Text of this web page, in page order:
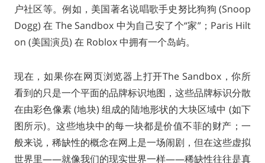
户社区等。例如，美国著名说唱歌手史努比狗狗 (Snoop
Dogg) 在 The Sandbox 中为自己安了个“家”；Paris Hilt
on (美国演员) 在 Roblox 中拥有一个岛屿。
现在，如果你在网页浏览器上打开The Sandbox，你所
看到的只是一个平面的品牌标识地图，这些品牌标识分散
在由彩色像素 (地块) 组成的陆地形状的大块区域中 (如下
图所示)。这些地块中的每一块都是价值不菲的财产；一
般来说，稀缺性的概念在网上是一场闹剧，但在这些虚拟
世界里——就像我们的现实世界一样——稀缺性往往是真